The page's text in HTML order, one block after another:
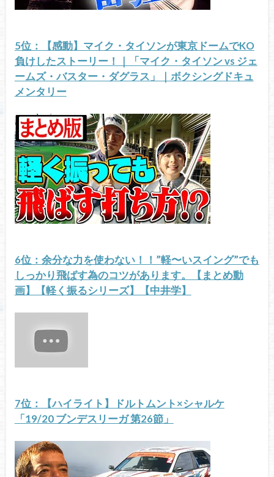
5位：【感動】マイク・タイソンが東京ドームでKO
負けしたストーリー！｜「マイク・タイソン vs ジェ
ームズ・バスター・ダグラス」｜ボクシングドキュ
メンタリー
6位：余分な力を使わない！！”軽〜いスイング”でも
しっかり飛ばす為のコツがあります。【まとめ動
画】【軽く振るシリーズ】【中井学】
7位：【ハイライト】ドルトムント×シャルケ
「19/20 ブンデスリーガ 第26節」